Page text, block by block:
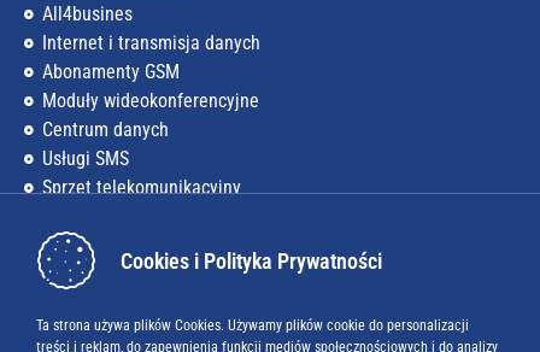
All4busines
Internet i transmisja danych
Abonamenty GSM
Moduły wideokonferencyjne
Centrum danych
Usługi SMS
Sprzęt telekomunikacyjny
Firma
O nas
Cookies i Polityka Prywatności
Ta strona używa plików Cookies. Używamy plików cookie do personalizacji
treści i reklam, do zapewnienia funkcji mediów społecznościowych i do analizy